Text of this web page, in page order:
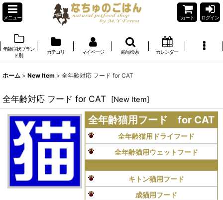
メニュー カート ログイン
年齢症状ブラン
ド別
カテゴリ マイページ 商品検索 カレンダー
ホーム > New Item > 全年齢対応 フード for CAT
全年齢対応 フード for CAT [New Item]
全年齢猫用フード for CAT
全年齢猫用ドライフード
全年齢猫用ウェットフード
キトン猫用フード
成猫用フード